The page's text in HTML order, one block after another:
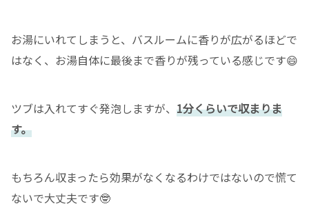
お湯にいれてしまうと、バスルームに香りが広がるほどで
はなく、お湯自体に最後まで香りが残っている感じです😄
ツブは入れてすぐ発泡しますが、 1分くらいで収まりま
す。
もちろん収まったら効果がなくなるわけではないので慌て
ないで大丈夫です🤓